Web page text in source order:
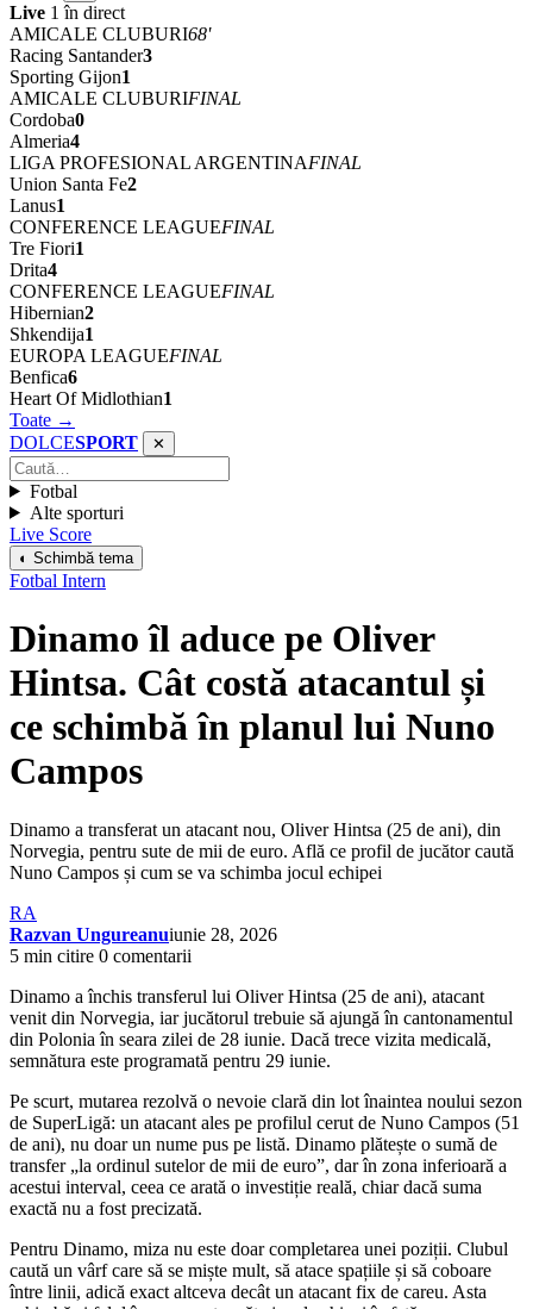
Live 1 în direct
AMICALE CLUBURI68'
Racing Santander3
Sporting Gijon1
AMICALE CLUBURIFINAL
Cordoba0
Almeria4
LIGA PROFESIONAL ARGENTINAFINAL
Union Santa Fe2
Lanus1
CONFERENCE LEAGUEFINAL
Tre Fiori1
Drita4
CONFERENCE LEAGUEFINAL
Hibernian2
Shkendija1
EUROPA LEAGUEFINAL
Benfica6
Heart Of Midlothian1
Toate →
DOLCESPORT ✕
Fotbal
Alte sporturi
Live Score
◐ Schimbă tema
Fotbal Intern
Dinamo îl aduce pe Oliver
Hintsa. Cât costă atacantul și
ce schimbă în planul lui Nuno
Campos
Dinamo a transferat un atacant nou, Oliver Hintsa (25 de ani), din
Norvegia, pentru sute de mii de euro. Află ce profil de jucător caută
Nuno Campos și cum se va schimba jocul echipei
RA
Razvan Ungureanuiunie 28, 2026
5 min citire 0 comentarii
Dinamo a închis transferul lui Oliver Hintsa (25 de ani), atacant
venit din Norvegia, iar jucătorul trebuie să ajungă în cantonamentul
din Polonia în seara zilei de 28 iunie. Dacă trece vizita medicală,
semnătura este programată pentru 29 iunie.
Pe scurt, mutarea rezolvă o nevoie clară din lot înaintea noului sezon
de SuperLigă: un atacant ales pe profilul cerut de Nuno Campos (51
de ani), nu doar un nume pus pe listă. Dinamo plătește o sumă de
transfer „la ordinul sutelor de mii de euro”, dar în zona inferioară a
acestui interval, ceea ce arată o investiție reală, chiar dacă suma
exactă nu a fost precizată.
Pentru Dinamo, miza nu este doar completarea unei poziții. Clubul
caută un vârf care să se miște mult, să atace spațiile și să coboare
între linii, adică exact altceva decât un atacant fix de careu. Asta